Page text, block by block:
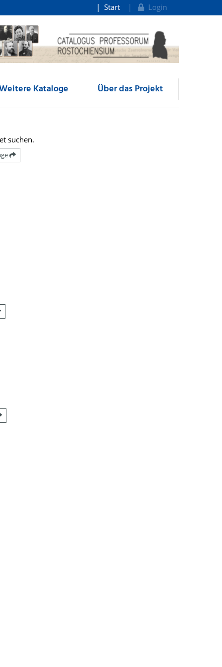
Start Login
Kataloge Über das Projekt
suchen.